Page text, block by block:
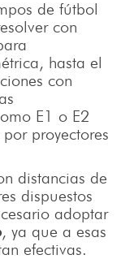
de fútbol
con
hasta el
con
E1 o E2
proyectores
distancias de
dispuestos
adoptar
, ya que a esas
efectivas.